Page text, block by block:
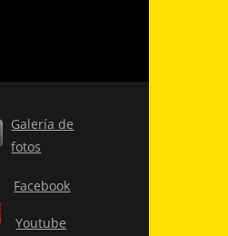
Galería de
fotos
Facebook
Youtube